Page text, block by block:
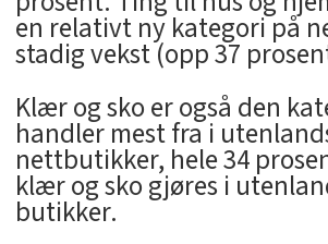
en relativt ny kategori på
stadig vekst (opp 37
Klær og sko er også den
handler mest fra i
nettbutikker, hele 34
klær og sko gjøres i
butikker.